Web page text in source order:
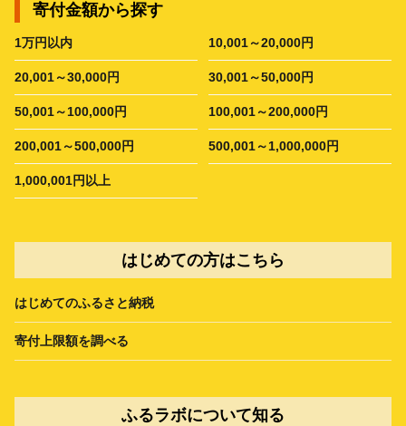
寄付金額から探す
1万円以内 10,001～20,000円
20,001～30,000円 30,001～50,000円
50,001～100,000円 100,001～200,000円
200,001～500,000円 500,001～1,000,000円
1,000,001円以上
はじめての方はこちら
はじめてのふるさと納税
寄付上限額を調べる
ふるラボについて知る